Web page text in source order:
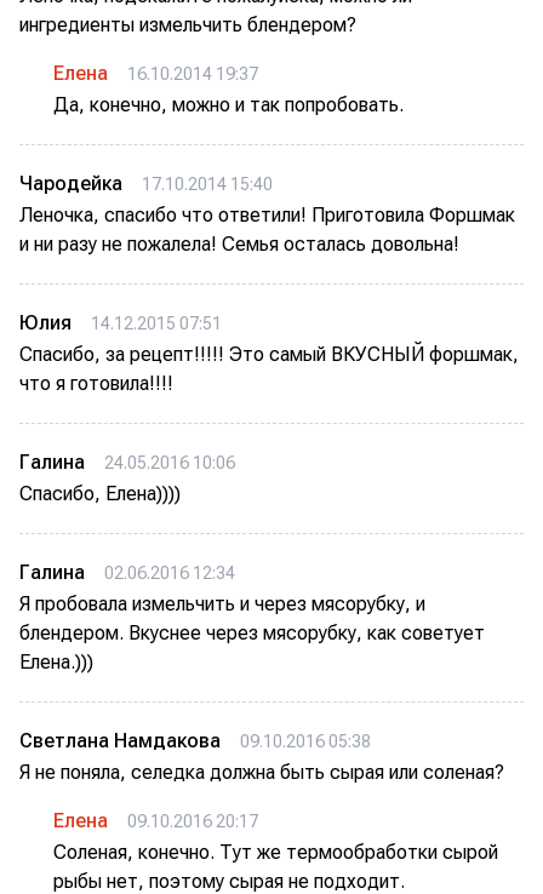
ингредиенты измельчить блендером?
Елена 16.10.2014 19:37
Да, конечно, можно и так попробовать.
Чародейка 17.10.2014 15:40
Леночка, спасибо что ответили! Приготовила Форшмак
и ни разу не пожалела! Семья осталась довольна!
Юлия 14.12.2015 07:51
Спасибо, за рецепт!!!!! Это самый ВКУСНЫЙ форшмак,
что я готовила!!!!
Галина 24.05.2016 10:06
Спасибо, Елена))))
Галина 02.06.2016 12:34
Я пробовала измельчить и через мясорубку, и
блендером. Вкуснее через мясорубку, как советует
Елена.)))
Светлана Намдакова 09.10.2016 05:38
Я не поняла, селедка должна быть сырая или соленая?
Елена 09.10.2016 20:17
Соленая, конечно. Тут же термообработки сырой
рыбы нет, поэтому сырая не подходит.